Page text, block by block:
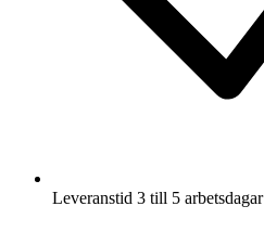
Leveranstid 3 till 5 arbetsdagar